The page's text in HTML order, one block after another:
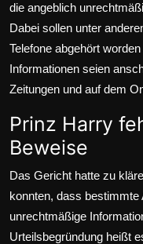
die angeblich
Dabei sollen unter
Telefone abgehört
Informationen seien
Zeitungen und auf dem
Prinz Harry
Beweise
Das Gericht hatte zu
konnten, dass bestimmte
unrechtmäßige
Urteilsbegründung heißt